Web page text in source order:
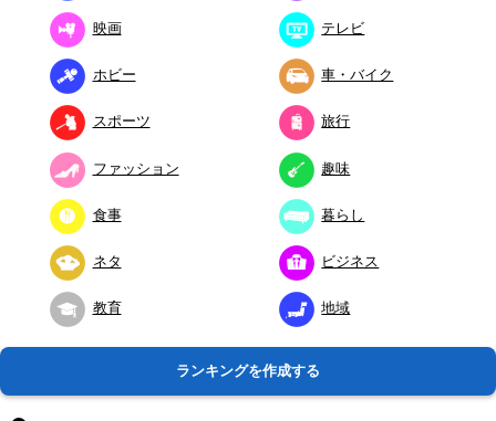
映画 テレビ
ホビー 車・バイク
スポーツ 旅行
ファッション 趣味
食事 暮らし
ネタ ビジネス
教育 地域
ランキングを作成する